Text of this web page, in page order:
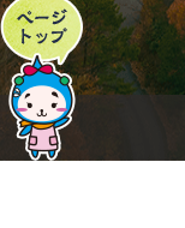
ペ
ー
ジ